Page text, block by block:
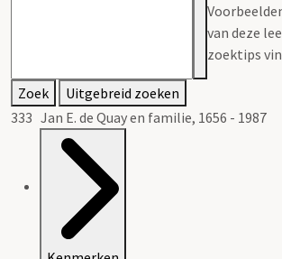
van deze
zoektips
Zoek
Uitgebreid zoeken
333 Jan E. de Quay en familie, 1656 - 1987